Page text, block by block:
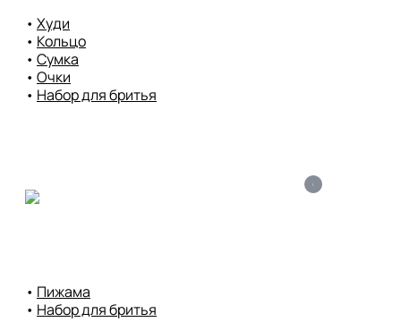
• Худи
• Кольцо
• Сумка
• Очки
• Набор для бритья
i
• Пижама
• Набор для бритья